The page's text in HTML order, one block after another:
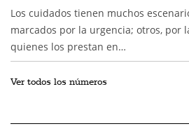
Los cuidados tienen muchos
marcados por la urgencia; otros, por
quienes los prestan en…
Ver todos los números